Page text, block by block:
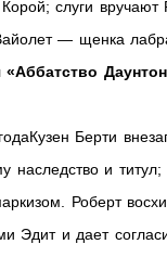
слуги вручают
— щенка
«Аббатство
Берти
наследство и титул;
Роберт
Эдит и дает